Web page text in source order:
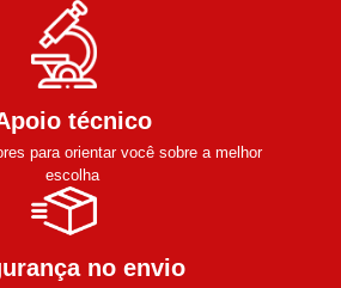
técnico
para orientar você sobre a melhor
escolha
no envio